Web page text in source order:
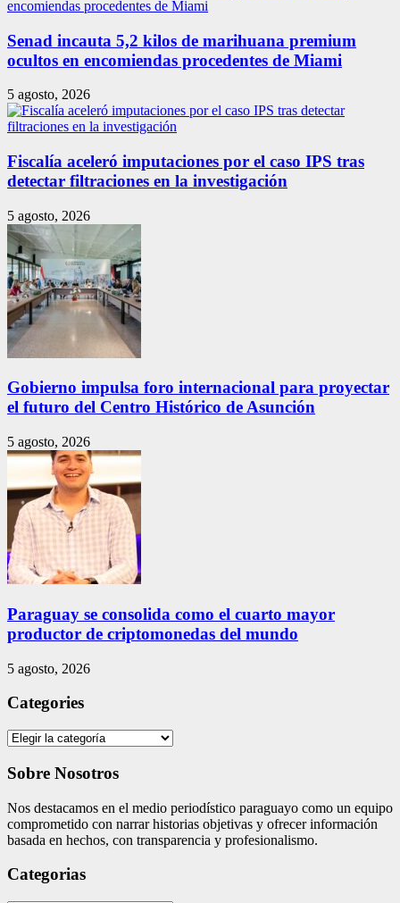
Senad incauta 5,2 kilos de marihuana premium
ocultos en encomiendas procedentes de Miami
5 agosto, 2026
Fiscalía aceleró imputaciones por el caso IPS tras
detectar filtraciones en la investigación
5 agosto, 2026
Gobierno impulsa foro internacional para proyectar
el futuro del Centro Histórico de Asunción
5 agosto, 2026
Paraguay se consolida como el cuarto mayor
productor de criptomonedas del mundo
5 agosto, 2026
Categories
Categories
Sobre Nosotros
Nos destacamos en el medio periodístico paraguayo como un equipo
comprometido con narrar historias objetivas y ofrecer información
basada en hechos, con transparencia y profesionalismo.
Categorias